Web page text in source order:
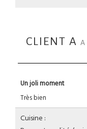
CLIENT A A
Un joli moment
Très bien
Cuisine :